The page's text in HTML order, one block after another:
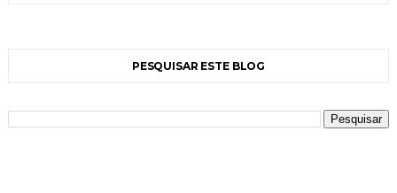
PESQUISAR ESTE BLOG